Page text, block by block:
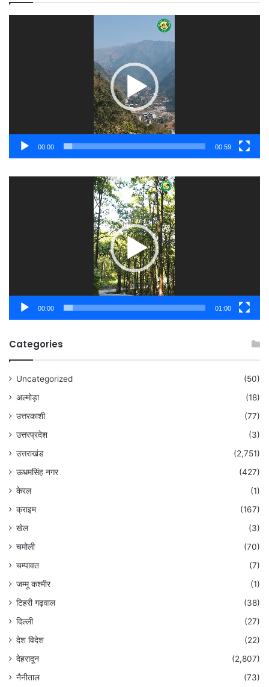
00:00 00:59
00:00 01:00
Categories
Uncategorized
(50)
अल्मोड़ा
(18)
उत्तरकाशी
(77)
उत्तरप्रदेश
(3)
उत्तराखंड
(2,751)
ऊधमसिंह नगर
(427)
केरल
(1)
क्राइम
(167)
खेल
(3)
चमोली
(70)
चम्पावत
(7)
जम्मू कश्मीर
(1)
टिहरी गढ़वाल
(38)
दिल्ली
(27)
देश विदेश
(22)
देहरादून
(2,807)
नैनीताल
(73)